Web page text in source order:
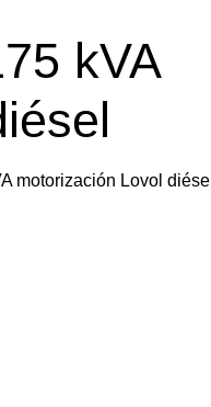
kVA
motorización Lovol diésel